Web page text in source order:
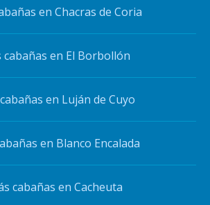
en Chacras de Coria
cabañas en El Borbollón
en Luján de Cuyo
en Blanco Encalada
cabañas en Cacheuta